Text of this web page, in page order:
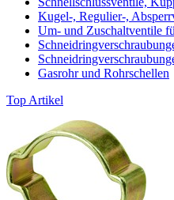
Kugel-, Regulier-,
Um- und Zuschaltventile
Gasrohr und Rohrschellen
Top Artikel